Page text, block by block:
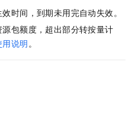
时间，到期未用完自动失效。
包额度，超出部分转按量计
用说明 。